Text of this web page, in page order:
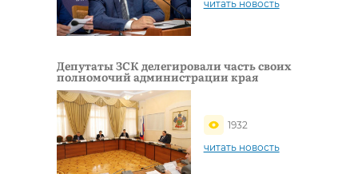
читать новость
Депутаты ЗСК делегировали часть своих
полномочий администрации края
1932
читать новость